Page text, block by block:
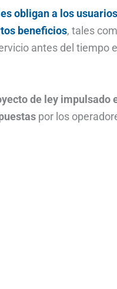
obligan a los
beneficios, tales
antes del
de ley
por los